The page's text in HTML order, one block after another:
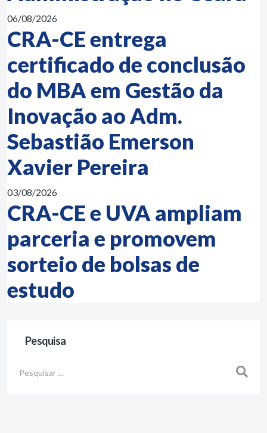
06/08/2026
CRA-CE entrega
certificado de conclusão
do MBA em Gestão da
Inovação ao Adm.
Sebastião Emerson
Xavier Pereira
03/08/2026
CRA-CE e UVA ampliam
parceria e promovem
sorteio de bolsas de
estudo
Pesquisa